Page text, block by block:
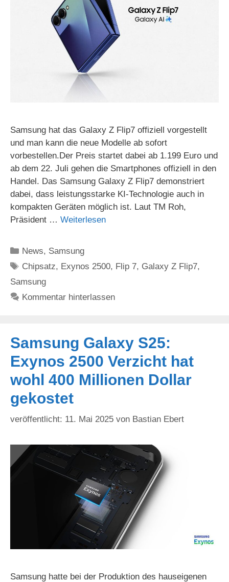
Samsung hat das Galaxy Z Flip7 offiziell vorgestellt
und man kann die neue Modelle ab sofort
vorbestellen.Der Preis startet dabei ab 1.199 Euro und
ab dem 22. Juli gehen die Smartphones offiziell in den
Handel. Das Samsung Galaxy Z Flip7 demonstriert
dabei, dass leistungsstarke KI-Technologie auch in
kompakten Geräten möglich ist. Laut TM Roh,
Präsident … Weiterlesen
Kategorien
News, Samsung
Schlagwörter
Chipsatz, Exynos 2500, Flip 7, Galaxy Z Flip7,
Samsung
Kommentar hinterlassen
Samsung Galaxy S25:
Exynos 2500 Verzicht hat
wohl 400 Millionen Dollar
gekostet
11. Mai 2025 von Bastian Ebert
Samsung hatte bei der Produktion des hauseigenen